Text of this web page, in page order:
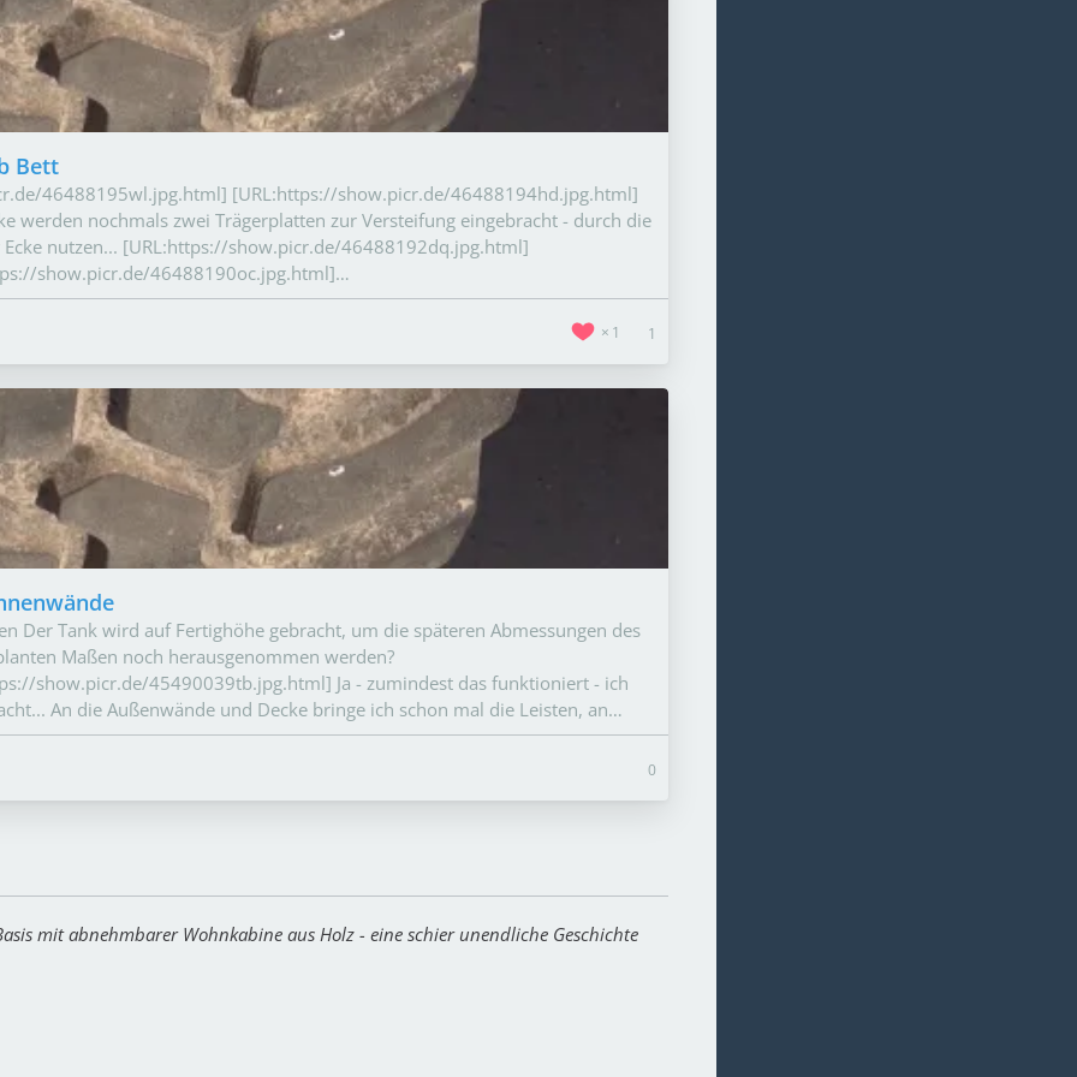
Bett
46488195wl.jpg.html] [URL:https://show.picr.de/46488194hd.jpg.html]
werden nochmals zwei Trägerplatten zur Versteifung eingebracht - durch die
nutzen... [URL:https://show.picr.de/46488192dq.jpg.html]
show.picr.de/46488190oc.jpg.html]…
1 1
Der Tank wird auf Fertighöhe gebracht, um die späteren Abmessungen des
Maßen noch herausgenommen werden?
show.picr.de/45490039tb.jpg.html] Ja - zumindest das funktioniert - ich
An die Außenwände und Decke bringe ich schon mal die Leisten, an…
0
mit abnehmbarer Wohnkabine aus Holz - eine schier unendliche Geschichte